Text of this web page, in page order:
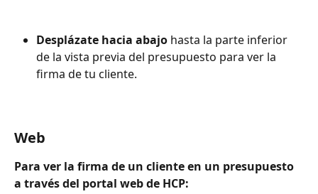
Desplázate hacia abajo hasta la parte inferior
de la vista previa del presupuesto para ver la
firma de tu cliente.
Web
Para ver la firma de un cliente en un presupuesto
a través del portal web de HCP: